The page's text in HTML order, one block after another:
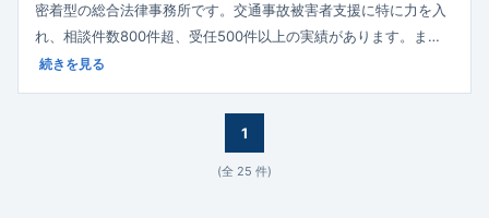
密着型の総合法律事務所です。交通事故被害者支援に特に力を入
れ、相談件数800件超、受任500件以上の実績があります。ま
た、中小企業向けの企業法務（契約書チェック・顧問契約・労務
相談しやすい環境を整えています。
続きを見る
1
(全 25 件)